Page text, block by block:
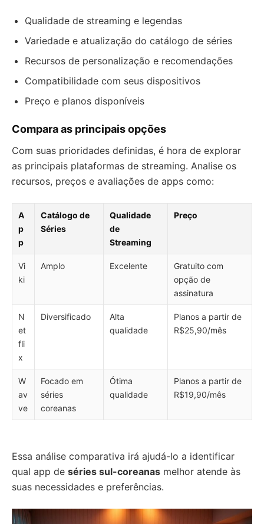
Qualidade de streaming e legendas
Variedade e atualização do catálogo de séries
Recursos de personalização e recomendações
Compatibilidade com seus dispositivos
Preço e planos disponíveis
Compara as principais opções
Com suas prioridades definidas, é hora de explorar
as principais plataformas de streaming. Analise os
recursos, preços e avaliações de apps como:
A
p
p
Catálogo de
Séries
Qualidade
de
Streaming
Preço
Vi
ki
Amplo Excelente
Gratuito com
opção de
assinatura
N
et
fli
x
Diversificado
Alta
qualidade
Planos a partir de
R$25,90/mês
W
av
ve
Focado em
séries
coreanas
Ótima
qualidade
Planos a partir de
R$19,90/mês
Essa análise comparativa irá ajudá-lo a identificar
qual app de séries sul-coreanas melhor atende às
suas necessidades e preferências.